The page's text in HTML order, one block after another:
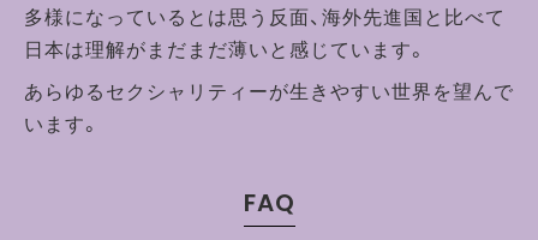
多様になっているとは思う反面、海外先進国と比べて
日本は理解がまだまだ薄いと感じています。
あらゆるセクシャリティーが生きやすい世界を望んで
います。
FAQ